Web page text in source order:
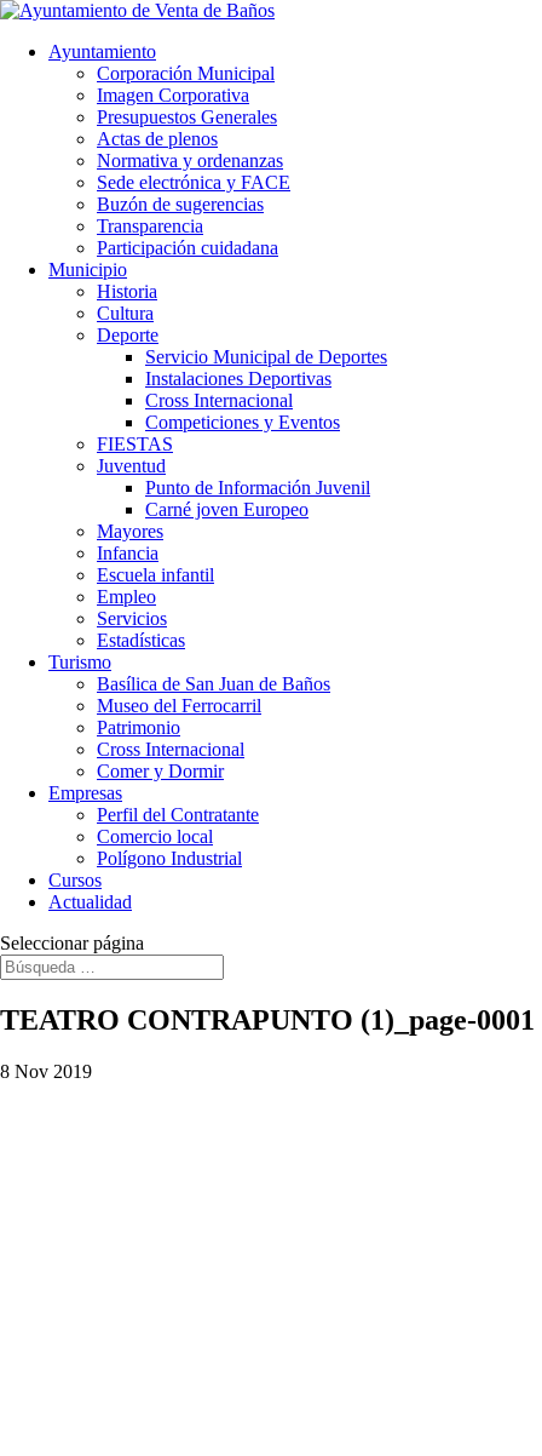
Ayuntamiento
Corporación Municipal
Imagen Corporativa
Presupuestos Generales
Actas de plenos
Normativa y ordenanzas
Sede electrónica y FACE
Buzón de sugerencias
Transparencia
Participación cuidadana
Municipio
Historia
Cultura
Deporte
Servicio Municipal de Deportes
Instalaciones Deportivas
Cross Internacional
Competiciones y Eventos
FIESTAS
Juventud
Punto de Información Juvenil
Carné joven Europeo
Mayores
Infancia
Escuela infantil
Empleo
Servicios
Estadísticas
Turismo
Basílica de San Juan de Baños
Museo del Ferrocarril
Patrimonio
Cross Internacional
Comer y Dormir
Empresas
Perfil del Contratante
Comercio local
Polígono Industrial
Cursos
Actualidad
Seleccionar página
TEATRO CONTRAPUNTO (1)_page-0001
8 Nov 2019